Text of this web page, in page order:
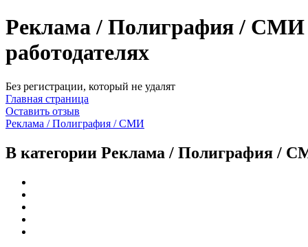
Реклама / Полиграфия / СМИ
работодателях
Без регистрации, который не удалят
Главная страница
Оставить отзыв
Реклама / Полиграфия / СМИ
В категории Реклама / Полиграфия /